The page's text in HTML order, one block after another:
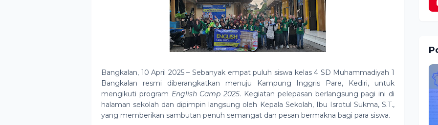
Bangkalan, 10 April 2025 – Sebanyak empat puluh siswa kelas 4 SD Muhammadiyah 1
Bangkalan resmi diberangkatkan menuju Kampung Inggris Pare, Kediri, untuk
mengikuti program English Camp 2025. Kegiatan pelepasan berlangsung pagi ini di
halaman sekolah dan dipimpin langsung oleh Kepala Sekolah, Ibu Isrotul Sukma, S.T.,
yang memberikan sambutan penuh semangat dan pesan bermakna bagi para siswa.